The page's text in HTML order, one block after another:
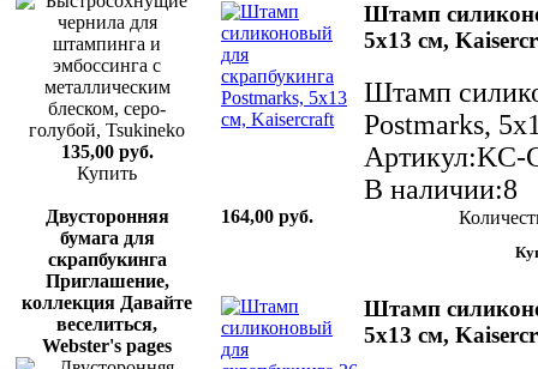
135,00 руб.
Купить
Двусторонняя
бумага для
скрапбукинга
Приглашение,
коллекция Давайте
веселиться,
Webster's pages
Штамп
5х13 см,
Штамп
Postmarks,
Артикул:KC-
В наличии:8
164,00 руб.
Штамп
5х13 см,